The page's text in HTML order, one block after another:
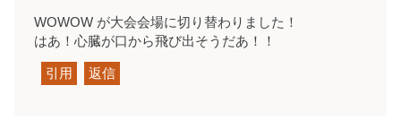
WOWOW が大会会場に切り替わりました！
はあ！心臓が口から飛び出そうだあ！！
引用 返信